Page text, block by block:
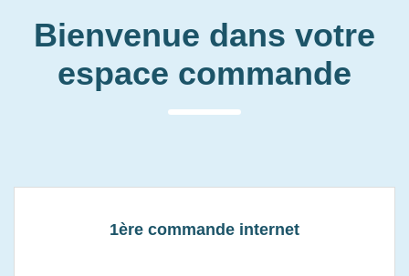
Bienvenue dans votre
espace commande
1ère commande internet